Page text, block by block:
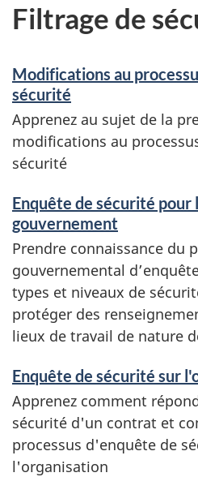
Filtrage de
Modifications au
sécurité
Apprenez au sujet de la
modifications au
sécurité
Enquête de sécurité pour
gouvernement
Prendre connaissance du
gouvernemental
types et niveaux de
protéger des
lieux de travail de nature
Enquête de sécurité sur
Apprenez comment
sécurité d'un contrat et
processus d'enquête de
l'organisation